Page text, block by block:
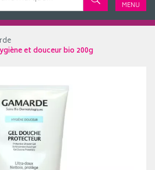
MENU
et douceur bio 200g